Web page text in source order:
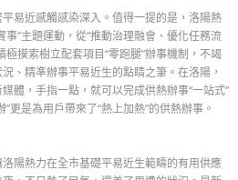
近感觸感染深入。值得一提的是，洛陽熱
”主題運動，從“推動治理融會、優化任務流
摸索樹立配套項目“零跑腿”辦事機制，不竭
、精準辦事平易近生的點睛之筆。在洛陽，
體，手指一點，就可以完成供熱辦事“一站式”
更是為用戶帶來了“熱上加熱”的供熱辦事。
熱力在全市基礎平易近生範疇的有用供應